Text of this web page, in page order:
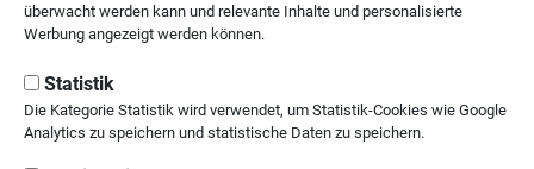
des Deutschen Alpenvereins
Kornhausstr. 21
überwacht werden kann und relevante Inhalte und personalisierte
Werbung angezeigt werden können.
Statistik
Die Kategorie Statistik wird verwendet, um Statistik-Cookies wie Google
Analytics zu speichern und statistische Daten zu speichern.